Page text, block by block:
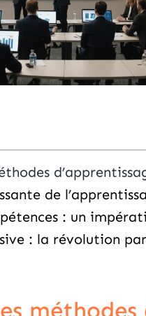
de
: un
: la révolution